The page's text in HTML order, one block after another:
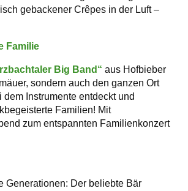
gebackener Crêpes in der Luft –
Familie
Big Band“ aus Hofbieber
sondern auch den ganzen Ort
dem Instrumente entdeckt und
Familien! Mit
zum entspannten Familienkonzert
Generationen: Der beliebte Bär